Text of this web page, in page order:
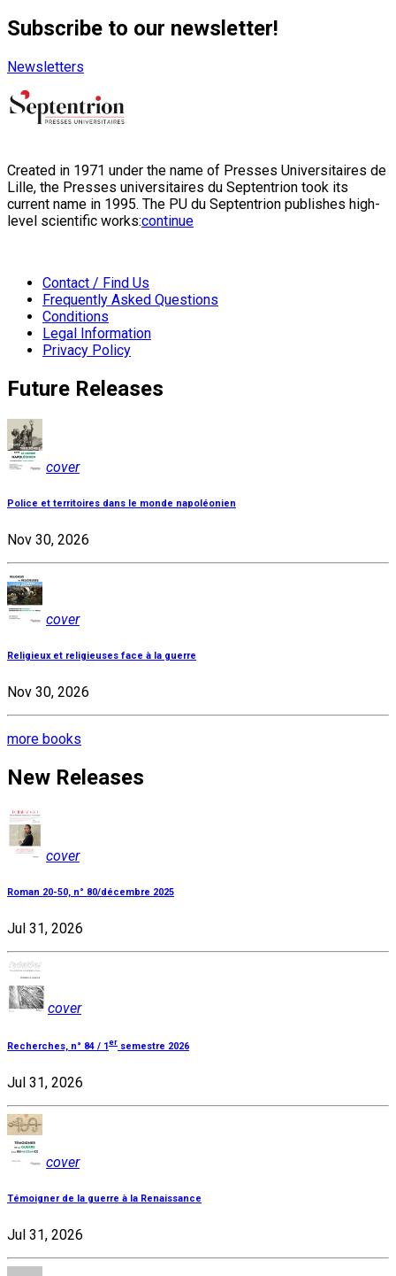
Subscribe to our newsletter!
Newsletters
Created in 1971 under the name of Presses Universitaires de
Lille, the Presses universitaires du Septentrion took its
current name in 1995. The PU du Septentrion publishes high-
level scientific works:continue
Contact / Find Us
Frequently Asked Questions
Conditions
Legal Information
Privacy Policy
Future Releases
cover
Police et territoires dans le monde napoléonien
Nov 30, 2026
cover
Religieux et religieuses face à la guerre
Nov 30, 2026
more books
New Releases
cover
Roman 20-50, n° 80/décembre 2025
Jul 31, 2026
cover
Recherches, n° 84 / 1 er semestre 2026
Jul 31, 2026
cover
Témoigner de la guerre à la Renaissance
Jul 31, 2026